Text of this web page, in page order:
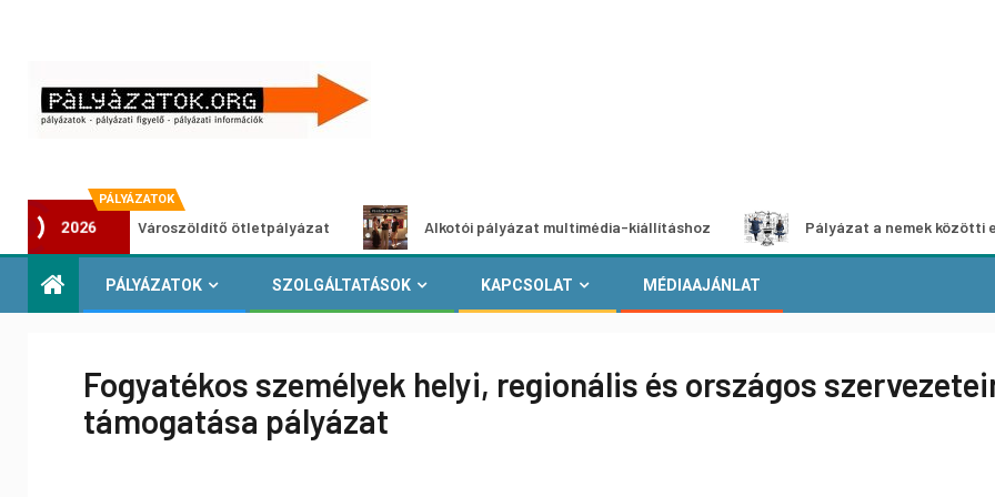
PÁLYÁZATOK
2026
Városzöldítő ötletpályázat Alkotói pályázat multimédia-kiállításhoz Pályázat a nemek közötti
PÁLYÁZATOK SZOLGÁLTATÁSOK KAPCSOLAT MÉDIAAJÁNLAT
Fogyatékos személyek helyi, regionális és országos
támogatása pályázat